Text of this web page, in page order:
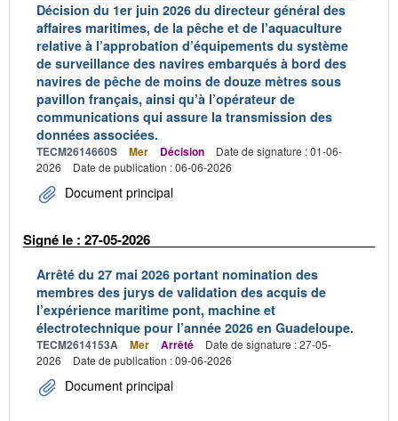
Décision du 1er juin 2026 du directeur général des
affaires maritimes, de la pêche et de l’aquaculture
relative à l’approbation d’équipements du système
de surveillance des navires embarqués à bord des
navires de pêche de moins de douze mètres sous
pavillon français, ainsi qu’à l’opérateur de
communications qui assure la transmission des
données associées.
TECM2614660S Mer Décision
Date de signature : 01-06-
2026
Date de publication : 06-06-2026
Document principal
Signé le : 27-05-2026
Arrêté du 27 mai 2026 portant nomination des
membres des jurys de validation des acquis de
l’expérience maritime pont, machine et
électrotechnique pour l’année 2026 en Guadeloupe.
TECM2614153A Mer Arrêté
Date de signature : 27-05-
2026
Date de publication : 09-06-2026
Document principal